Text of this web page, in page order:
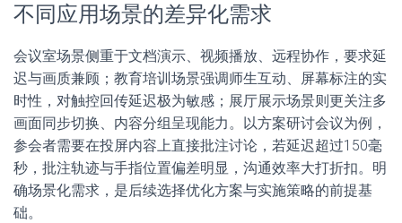
不同应用场景的差异化需求
会议室场景侧重于文档演示、视频播放、远程协作，要求延
迟与画质兼顾；教育培训场景强调师生互动、屏幕标注的实
时性，对触控回传延迟极为敏感；展厅展示场景则更关注多
画面同步切换、内容分组呈现能力。以方案研讨会议为例，
参会者需要在投屏内容上直接批注讨论，若延迟超过150毫
秒，批注轨迹与手指位置偏差明显，沟通效率大打折扣。明
确场景化需求，是后续选择优化方案与实施策略的前提基
础。